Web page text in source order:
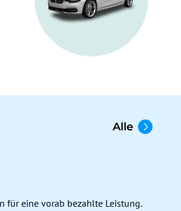
Alle
für eine vorab bezahlte Leistung.